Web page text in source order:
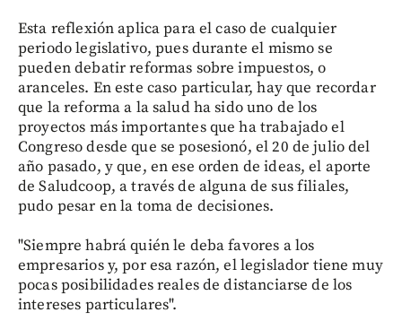
Esta reflexión aplica para el caso de cualquier
periodo legislativo, pues durante el mismo se
pueden debatir reformas sobre impuestos, o
aranceles. En este caso particular, hay que recordar
que la reforma a la salud ha sido uno de los
proyectos más importantes que ha trabajado el
Congreso desde que se posesionó, el 20 de julio del
año pasado, y que, en ese orden de ideas, el aporte
de Saludcoop, a través de alguna de sus filiales,
pudo pesar en la toma de decisiones.
"Siempre habrá quién le deba favores a los
empresarios y, por esa razón, el legislador tiene muy
pocas posibilidades reales de distanciarse de los
intereses particulares".